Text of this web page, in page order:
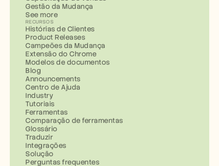
Gestão da Mudança
See more
RECURSOS
Histórias de Clientes
Product Releases
Campeões da Mudança
Extensão do Chrome
Modelos de documentos
Blog
Announcements
Centro de Ajuda
Industry
Tutoriais
Ferramentas
Comparação de ferramentas
Glossário
Traduzir
Integrações
Solução
Perguntas frequentes